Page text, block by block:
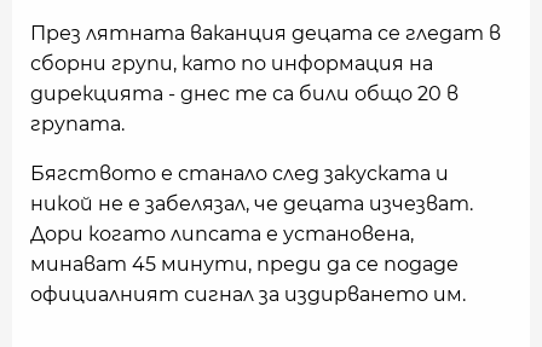
През лятната ваканция децата се гледат в
сборни групи, като по информация на
дирекцията - днес те са били общо 20 в
групата.
Бягството е станало след закуската и
никой не е забелязал, че децата изчезват.
Дори когато липсата е установена,
минават 45 минути, преди да се подаде
официалният сигнал за издирването им.